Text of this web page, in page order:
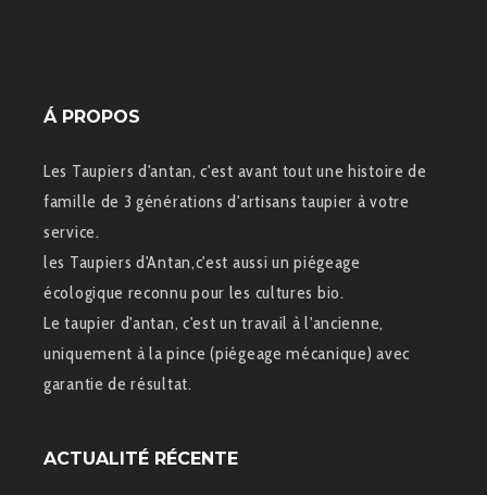
Á PROPOS
Les Taupiers d'antan, c'est avant tout une histoire de
famille de 3 générations d'artisans taupier à votre
service.
les Taupiers d'Antan,c'est aussi un piégeage
écologique reconnu pour les cultures bio.
Le taupier d'antan, c'est un travail à l'ancienne,
uniquement à la pince (piégeage mécanique) avec
garantie de résultat.
ACTUALITÉ RÉCENTE